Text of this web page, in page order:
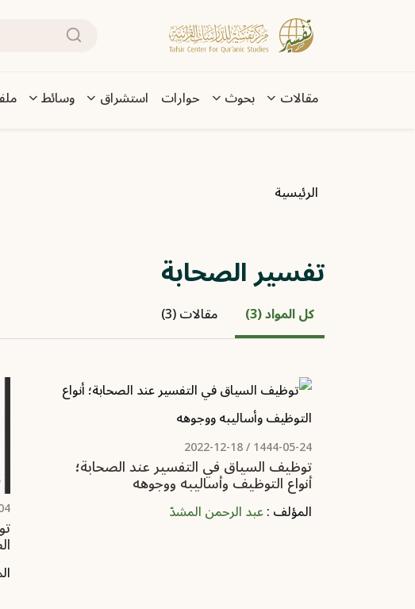
تجاوز إلى المحتوى الرئيسي
بحث
Main navigation
مقالات بحوث حوارات استشراق وسائط
مسار التنقل
الرئيسية
تفسير الصحابة
كل المواد (3) مقالات (3)
1444-05-24 /
2022-12-18
توظيف السياق في التفسير عند الصحابة؛
أنواع التوظيف وأساليبه ووجوهه
المؤلف :عبد الرحمن المشدّ /